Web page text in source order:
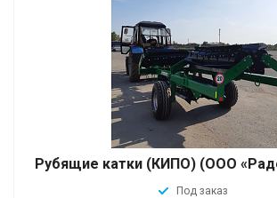
Рубящие катки (КИПО) (ООО
Под заказ